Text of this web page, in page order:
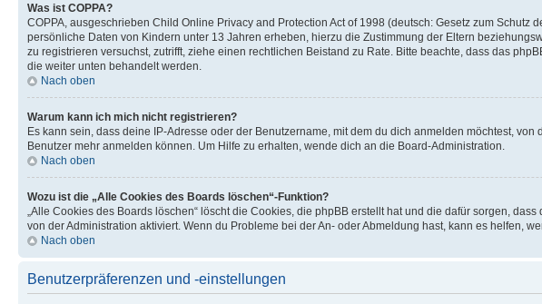
Was ist COPPA?
COPPA, ausgeschrieben Child Online Privacy and Protection Act of 1998 (deutsch: Gesetz zum
persönliche Daten von Kindern unter 13 Jahren erheben, hierzu die Zustimmung der Eltern
zu registrieren versuchst, zutrifft, ziehe einen rechtlichen Beistand zu Rate. Bitte beachte, dass das
die weiter unten behandelt werden.
Nach oben
Warum kann ich mich nicht registrieren?
Es kann sein, dass deine IP-Adresse oder der Benutzername, mit dem du dich anmelden möchtest,
Benutzer mehr anmelden können. Um Hilfe zu erhalten, wende dich an die Board-Administration.
Nach oben
Wozu ist die „Alle Cookies des Boards löschen“-Funktion?
„Alle Cookies des Boards löschen“ löscht die Cookies, die phpBB erstellt hat und die dafür sorgen,
von der Administration aktiviert. Wenn du Probleme bei der An- oder Abmeldung hast, kann es helfen,
Nach oben
Benutzerpräferenzen und -einstellungen